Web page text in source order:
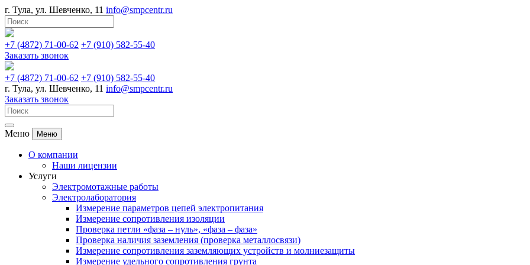
г. Тула, ул. Шевченко, 11 info@smpcentr.ru
+7 (4872) 71-00-62 +7​ (910)​ 582-55-40
Заказать звонок
+7 (4872) 71-00-62 +7​ (910)​ 582-55-40
г. Тула, ул. Шевченко, 11 info@smpcentr.ru
Заказать звонок
Меню Меню
О компании
Наши лицензии
Услуги
Электромотажные работы
Электролаборатория
Измерение параметров цепей электропитания
Измерение сопротивления изоляции
Проверка петли «фаза – нуль», «фаза – фаза»
Проверка наличия заземления (проверка металлосвязи)
Измерение сопротивления заземляющих устройств и молниезащиты
Измерение удельного сопротивления грунта